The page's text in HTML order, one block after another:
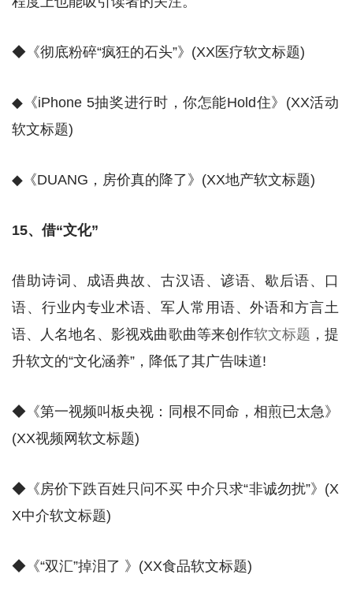
◆《彻底粉碎“疯狂的石头”》(XX医疗软文标题)
◆《iPhone 5抽奖进行时，你怎能Hold住》(XX活动
软文标题)
◆《DUANG，房价真的降了》(XX地产软文标题)
15、借“文化”
借助诗词、成语典故、古汉语、谚语、歇后语、口
语、行业内专业术语、军人常用语、外语和方言土
语、人名地名、影视戏曲歌曲等来创作软文标题 ，提
升软文的“文化涵养”，降低了其广告味道!
◆《第一视频叫板央视：同根不同命，相煎已太急》
(XX视频网软文标题)
◆《房价下跌百姓只问不买 中介只求“非诚勿扰”》(X
X中介软文标题)
◆《“双汇”掉泪了 》(XX食品软文标题)